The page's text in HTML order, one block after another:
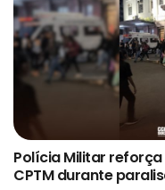
Polícia Militar
CPTM durante